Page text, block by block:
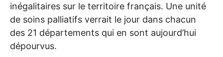
inégalitaires sur le territoire français. Une unité
de soins palliatifs verrait le jour dans chacun
des 21 départements qui en sont aujourd’hui
dépourvus.